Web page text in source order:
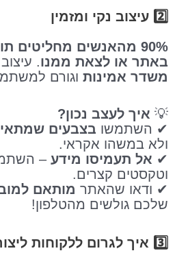
2️⃣ עיצוב נקי ומזמין
90% מהאנשים
באתר או לצאת ממנו.
משדר אמינות וגורם
💡 איך לעצב נכון?
✔ השתמשו בצבעים
ולא במשהו אקראי.
✔ אל תעמיסו מידע –
וטקסטים קצרים.
✔ ודאו שהאתר מותאם
שלכם גולשים מהטלפון!
3️⃣ איך לגרום ללקוחות ליצור קשר או לקנות?